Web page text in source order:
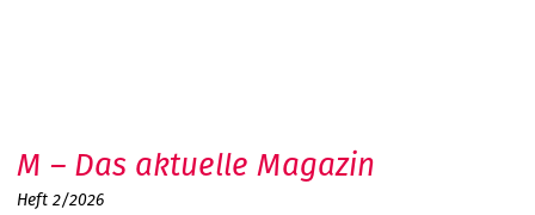
M – Das aktuelle Magazin
Heft 2/2026